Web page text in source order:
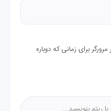
برای زمانی که دوباره